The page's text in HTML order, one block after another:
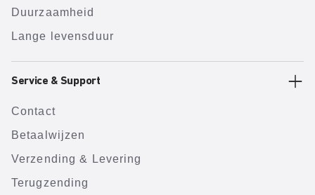
Duurzaamheid
Lange levensduur
Service & Support
Contact
Betaalwijzen
Verzending & Levering
Terugzending